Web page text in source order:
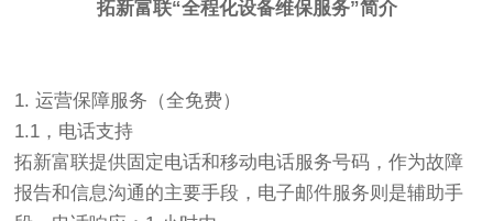
拓新富联“全程化设备维保服务”简介
1. 运营保障服务（全免费）
1.1，电话支持
拓新富联提供固定电话和移动电话服务号码，作为故障
报告和信息沟通的主要手段，电子邮件服务则是辅助手